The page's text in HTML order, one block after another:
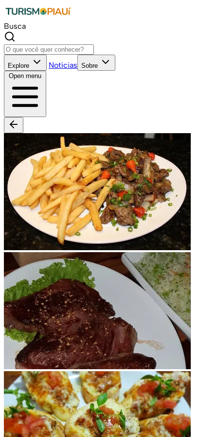
Busca
Explore Notícias Sobre
Open menu